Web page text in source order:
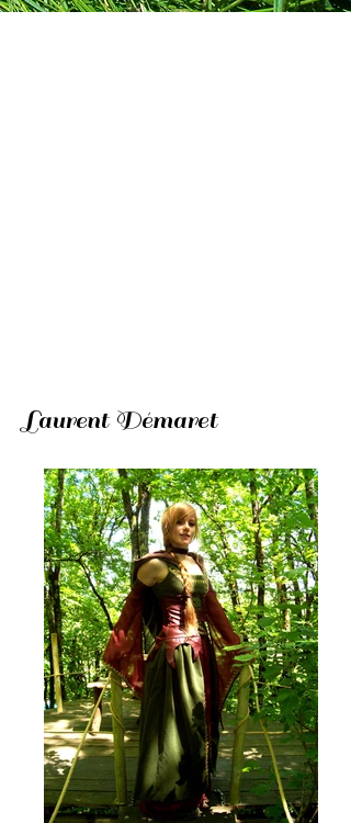
Laurent Démaret